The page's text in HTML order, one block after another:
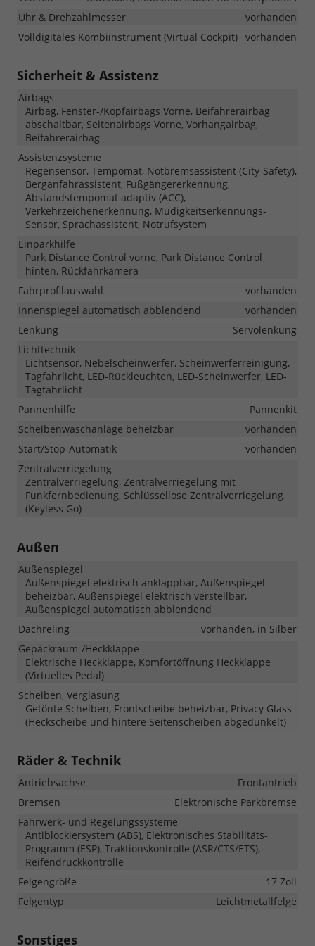
Uhr & Drehzahlmesser
vorhanden
Volldigitales Kombiinstrument (Virtual Cockpit) vorhanden
Sicherheit & Assistenz
Airbags
Airbag, Fenster-/Kopfairbags Vorne, Beifahrerairbag
abschaltbar, Seitenairbags Vorne, Vorhangairbag,
Beifahrerairbag
Assistenzsysteme
Regensensor, Tempomat, Notbremsassistent (City-Safety),
Berganfahrassistent, Fußgängererkennung,
Abstandstempomat adaptiv (ACC),
Verkehrzeichenerkennung, Müdigkeitserkennungs-
Sensor, Sprachassistent, Notrufsystem
Einparkhilfe
Park Distance Control vorne, Park Distance Control
hinten, Rückfahrkamera
Fahrprofilauswahl
vorhanden
Innenspiegel automatisch abblendend
vorhanden
Lenkung
Servolenkung
Lichttechnik
Lichtsensor, Nebelscheinwerfer, Scheinwerferreinigung,
Tagfahrlicht, LED-Rückleuchten, LED-Scheinwerfer, LED-
Tagfahrlicht
Pannenhilfe
Pannenkit
Scheibenwaschanlage beheizbar
vorhanden
Start/Stop-Automatik
vorhanden
Zentralverriegelung
Zentralverriegelung, Zentralverriegelung mit
Funkfernbedienung, Schlüssellose Zentralverriegelung
(Keyless Go)
Außen
Außenspiegel
Außenspiegel elektrisch anklappbar, Außenspiegel
beheizbar, Außenspiegel elektrisch verstellbar,
Außenspiegel automatisch abblendend
Dachreling
vorhanden, in Silber
Gepäckraum-/Heckklappe
Elektrische Heckklappe, Komfortöffnung Heckklappe
(Virtuelles Pedal)
Scheiben, Verglasung
Getönte Scheiben, Frontscheibe beheizbar, Privacy Glass
(Heckscheibe und hintere Seitenscheiben abgedunkelt)
Räder & Technik
Antriebsachse
Frontantrieb
Bremsen
Elektronische Parkbremse
Fahrwerk- und Regelungssysteme
Antiblockiersystem (ABS), Elektronisches Stabilitäts-
Programm (ESP), Traktionskontrolle (ASR/CTS/ETS),
Reifendruckkontrolle
Felgengröße
17 Zoll
Felgentyp
Leichtmetallfelge
Sonstiges